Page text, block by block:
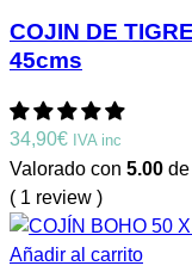
COJIN DE
45cms
34,90€ IVA inc
Valorado con 5.00
( 1 review )
Añadir al carrito